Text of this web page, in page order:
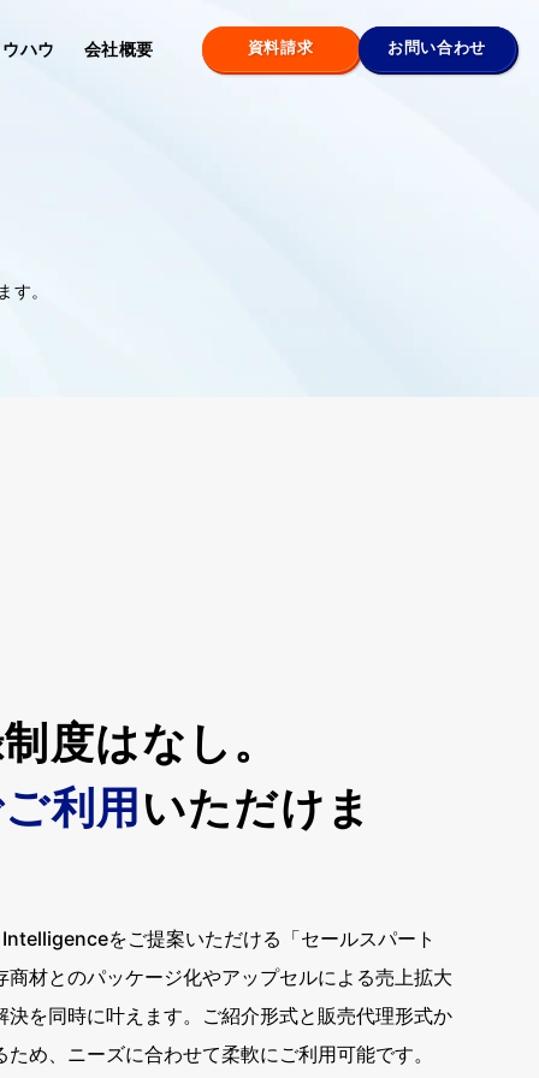
ハウ 会社概要 資料請求 お問い合わせ
す。
度はなし。
利用いただけま
をご提案いただける「セールスパート
材とのパッケージ化やアップセルによる売上拡大
決を同時に叶えます。ご紹介形式と販売代理形式か
め、ニーズに合わせて柔軟にご利用可能です。